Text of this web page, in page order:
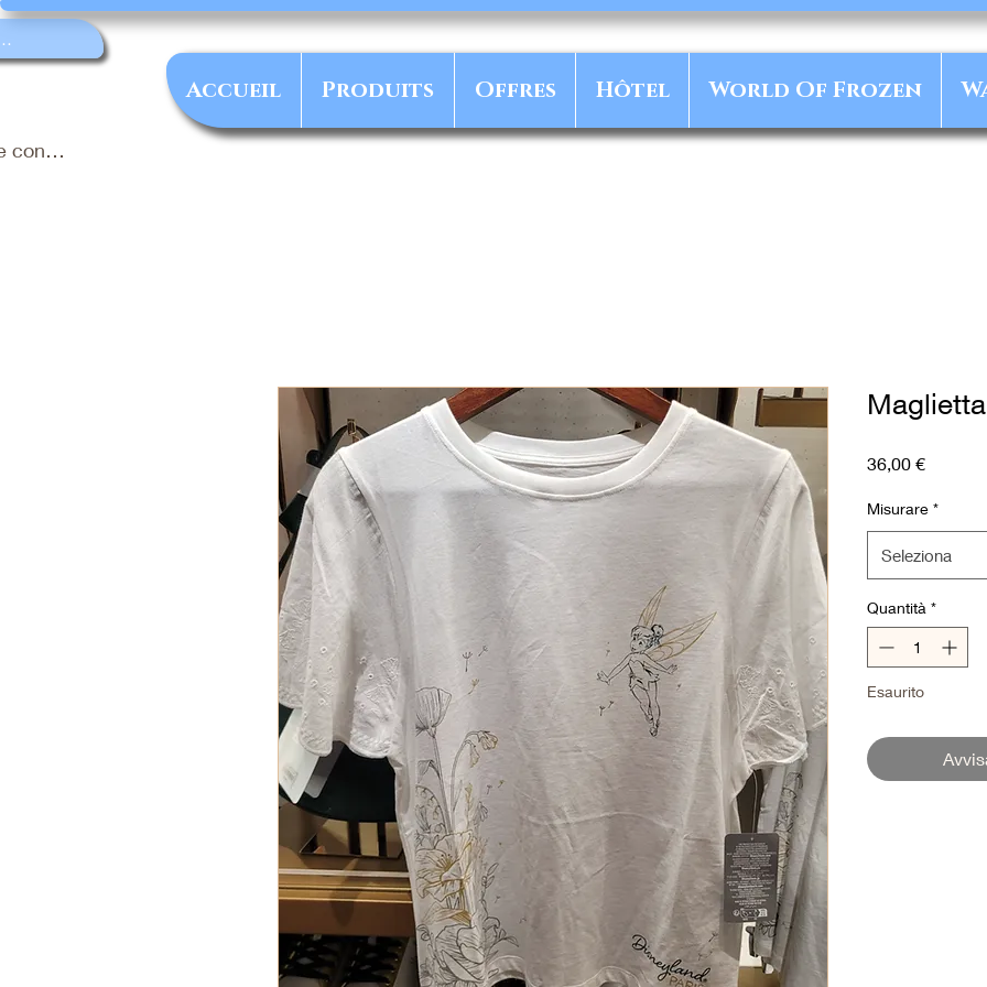
Accueil Produits Offres Hôtel World Of Frozen
connecter
36,00 €Prezzo
Misurare *
Seleziona
Quantità *
Esaurito